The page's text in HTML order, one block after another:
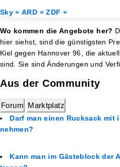
Sky » ARD » ZDF »
Wo kommen die Angebote her?
hier siehst, sind die günstigsten
Kiel gegen Hannover 96, die
sind. Sie sind Änderungen und
Aus der Community
Forum Marktplatz
Darf man einen Rucksack mit
nehmen?
Kann man im Gästeblock der